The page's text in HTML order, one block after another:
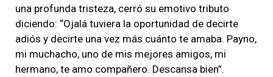
una profunda tristeza, cerró su emotivo tributo
diciendo: “Ojalá tuviera la oportunidad de decirte
adiós y decirte una vez más cuánto te amaba. Payno,
mi muchacho, uno de mis mejores amigos, mi
hermano, te amo compañero. Descansa bien”.